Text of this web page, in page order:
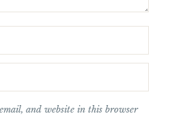
and website in this browser